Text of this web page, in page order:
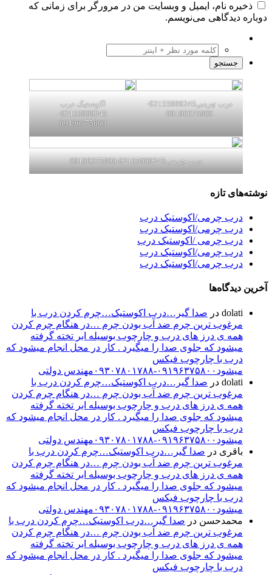
ذخیره نام، ایمیل و وبسایت من در مرورگر برای زمانی که
دوباره دیدگاهی می‌نویسم.
درب چرمی02155969245-
09196375800
اکوستیک درب
02155969245-
09196375800
درب چرمی02155969245-09196375800
نوشته‌های تازه
درب چرمی/اکوستیک درب
درب چرمی/اکوستیک درب
درب چرمی /اکوستیک درب
درب چرمی/اکوستیک درب
درب چرمی/اکوستیک درب
آخرین دیدگاه‌ها
dolati در صدا گیر…درب اکوستیک…چرم کردن درب با
مرغوب ترین چرم ضد آب بودن چرم …در هنگام چرم کردن
همه ی درز های درب و چارچوب بوسیله ابر تخته گرفته
میشود که جلوی صدا را میگیرد . کار در محل انجام میشود که
درب با چارچوب فیکس
میشود۰۹۱۹۶۳۷۵۸۰۰-۰۹۳۰۷۸۰۱۷۸۸مهندس دولتی
dolati در صدا گیر…درب اکوستیک…چرم کردن درب با
مرغوب ترین چرم ضد آب بودن چرم …در هنگام چرم کردن
همه ی درز های درب و چارچوب بوسیله ابر تخته گرفته
میشود که جلوی صدا را میگیرد . کار در محل انجام میشود که
درب با چارچوب فیکس
میشود۰۹۱۹۶۳۷۵۸۰۰-۰۹۳۰۷۸۰۱۷۸۸مهندس دولتی
باقری در صدا گیر…درب اکوستیک…چرم کردن درب با
مرغوب ترین چرم ضد آب بودن چرم …در هنگام چرم کردن
همه ی درز های درب و چارچوب بوسیله ابر تخته گرفته
میشود که جلوی صدا را میگیرد . کار در محل انجام میشود که
درب با چارچوب فیکس
میشود۰۹۱۹۶۳۷۵۸۰۰-۰۹۳۰۷۸۰۱۷۸۸مهندس دولتی
محمدحسن در صدا گیر…درب اکوستیک…چرم کردن درب با
مرغوب ترین چرم ضد آب بودن چرم …در هنگام چرم کردن
همه ی درز های درب و چارچوب بوسیله ابر تخته گرفته
میشود که جلوی صدا را میگیرد . کار در محل انجام میشود که
درب با چارچوب فیکس